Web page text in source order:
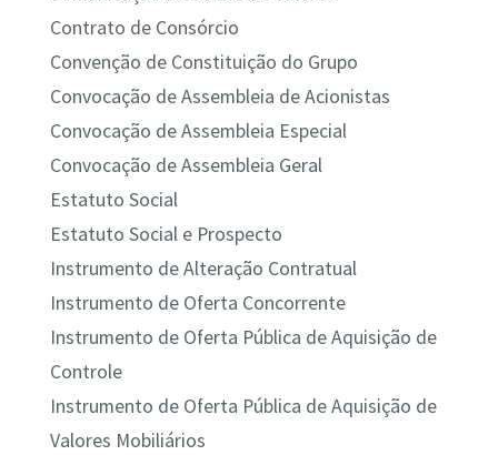
Contrato de Consórcio
Convenção de Constituição do Grupo
Convocação de Assembleia de Acionistas
Convocação de Assembleia Especial
Convocação de Assembleia Geral
Estatuto Social
Estatuto Social e Prospecto
Instrumento de Alteração Contratual
Instrumento de Oferta Concorrente
Instrumento de Oferta Pública de Aquisição de
Controle
Instrumento de Oferta Pública de Aquisição de
Valores Mobiliários